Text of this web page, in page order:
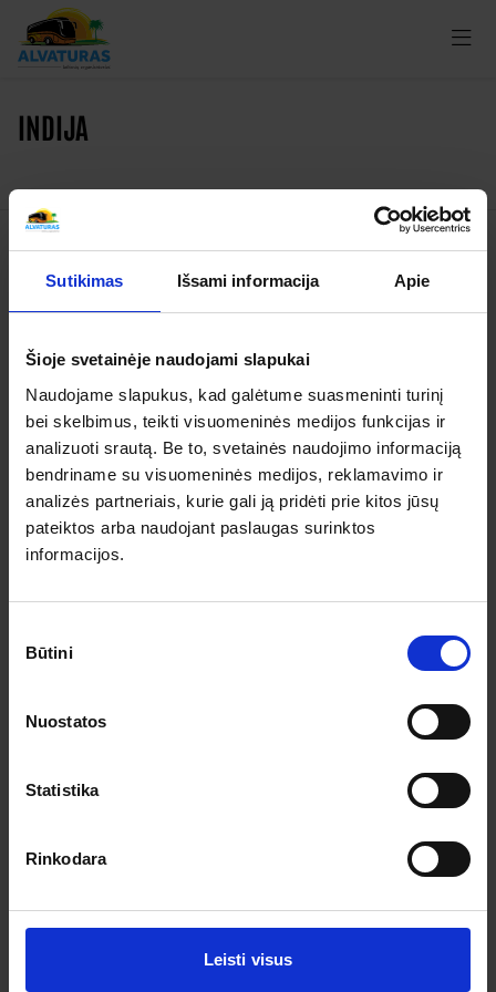
Sutikimas Išsami informacija Apie
Šioje svetainėje naudojami slapukai
Naudojame slapukus, kad galėtume suasmeninti turinį
bei skelbimus, teikti visuomeninės medijos funkcijas ir
analizuoti srautą. Be to, svetainės naudojimo informaciją
bendriname su visuomeninės medijos, reklamavimo ir
analizės partneriais, kurie gali ją pridėti prie kitos jūsų
pateiktos arba naudojant paslaugas surinktos
informacijos.
pasirinkimas
Būtini
Nuostatos
Statistika
Rinkodara
Leisti visus
INDIJA
Kelionės
Apie organizatorių
Apie mus
Kontaktai
Pagalba ir informacija
Išvykimo laikai
Dovanų kuponai
Kelionės sutartis
Pinigų grąžinimas
Užsisakykite prenumeratą ir gaukite geriausius pasiūlymus.